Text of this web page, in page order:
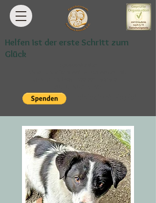
Helfen ist der erste Schritt zum
Glück